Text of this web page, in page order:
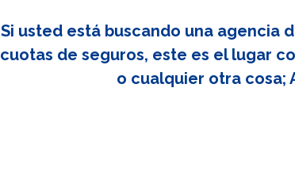
Si usted está buscando una agencia
cuotas de seguros, este es el lugar
o cualquier otra cosa;